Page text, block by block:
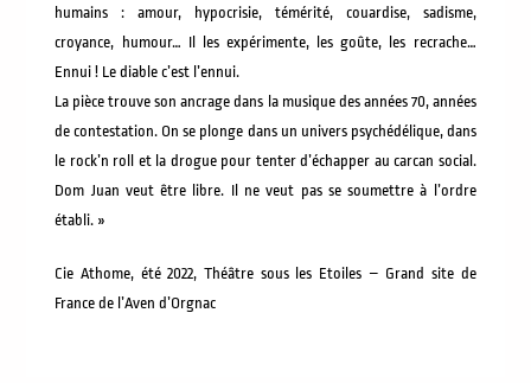
humains : amour, hypocrisie, témérité, couardise, sadisme,
croyance, humour… Il les expérimente, les goûte, les recrache…
Ennui ! Le diable c’est l’ennui.
La pièce trouve son ancrage dans la musique des années 70, années
de contestation. On se plonge dans un univers psychédélique, dans
le rock’n roll et la drogue pour tenter d’échapper au carcan social.
Dom Juan veut être libre. Il ne veut pas se soumettre à l’ordre
établi. »
Cie Athome, été 2022, Théâtre sous les Etoiles – Grand site de
France de l’Aven d’Orgnac